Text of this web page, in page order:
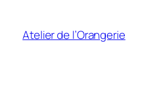
contenu
Atelier de l’Orangerie